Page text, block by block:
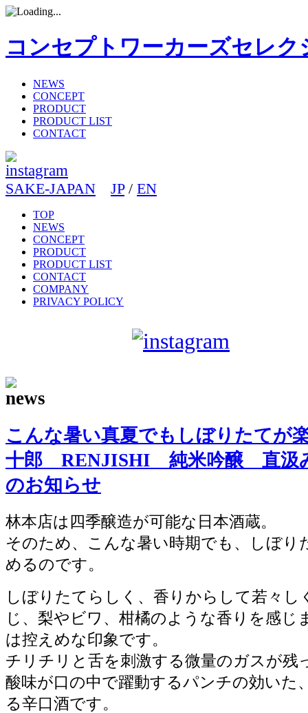
コンセプトワーカーズセレク
NEWS
CONCEPT
PRODUCT
PRODUCT LIST
CONTACT
SAKE-JAPAN JP/ EN
TOP
NEWS
CONCEPT
PRODUCT
PRODUCT LIST
CONTACT
COMPANY
PRIVACY POLICY
こんな暑い真夏でもしぼりたてが
十郎 RENJISHI 純米吟醸 直汲
のお知らせ
林本店は四季醸造が可能な日本酒蔵。
そのため、こんな暑い時期でも、しぼり
めるのです。
しぼりたてらしく、香りからして若々し
じ、梨やビワ、柑橘のような香りを感じ
は控えめな印象です。
チリチリと舌を刺激する微量のガスが残
酸味が口の中で躍動するパンチの効いた
る辛口酒です。